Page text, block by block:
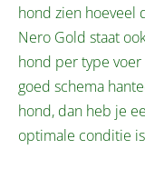
hond zien hoeveel
Nero Gold staat
hond per type
goed schema
hond, dan heb je
optimale conditie